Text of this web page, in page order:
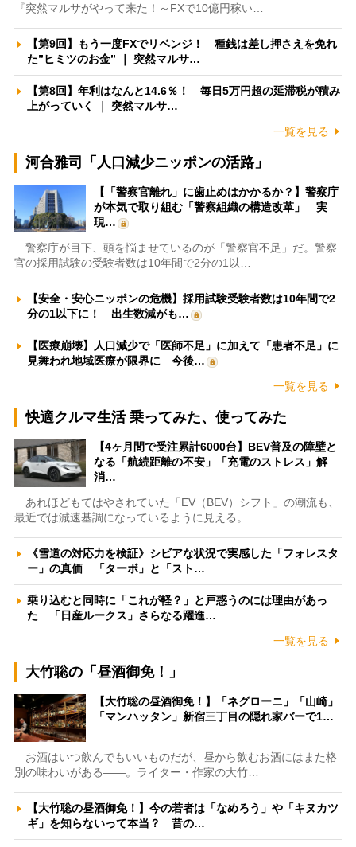
『突然マルサがやって来た！～FXで10億円稼い…
【第9回】もう一度FXでリベンジ！ 種銭は差し押さえを免れ
た”ヒミツのお金” ｜ 突然マルサ…
【第8回】年利はなんと14.6％！ 毎日5万円超の延滞税が積み
上がっていく ｜ 突然マルサ…
一覧を見る
河合雅司「人口減少ニッポンの活路」
【「警察官離れ」に歯止めはかかるか？】警察庁
が本気で取り組む「警察組織の構造改革」 実
現…
警察庁が目下、頭を悩ませているのが「警察官不足」だ。警察
官の採用試験の受験者数は10年間で2分の1以…
【安全・安心ニッポンの危機】採用試験受験者数は10年間で2
分の1以下に！ 出生数減がも…
【医療崩壊】人口減少で「医師不足」に加えて「患者不足」に
見舞われ地域医療が限界に 今後…
一覧を見る
快適クルマ生活 乗ってみた、使ってみた
【4ヶ月間で受注累計6000台】BEV普及の障壁と
なる「航続距離の不安」「充電のストレス」解
消…
あれほどもてはやされていた「EV（BEV）シフト」の潮流も、
最近では減速基調になっているように見える。…
《雪道の対応力を検証》シビアな状況で実感した「フォレスタ
ー」の真価 「ターボ」と「スト…
乗り込むと同時に「これが軽？」と戸惑うのには理由があっ
た 「日産ルークス」さらなる躍進…
一覧を見る
大竹聡の「昼酒御免！」
【大竹聡の昼酒御免！】「ネグローニ」「山崎」
「マンハッタン」新宿三丁目の隠れ家バーで1…
お酒はいつ飲んでもいいものだが、昼から飲むお酒にはまた格
別の味わいがある――。ライター・作家の大竹…
【大竹聡の昼酒御免！】今の若者は「なめろう」や「キヌカツ
ギ」を知らないって本当？ 昔の…